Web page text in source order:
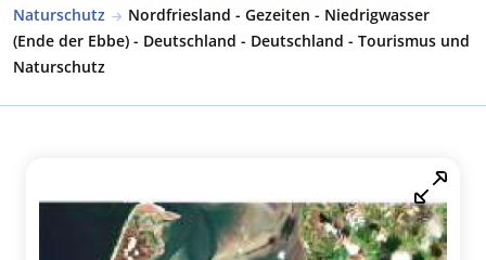
Naturschutz
Nordfriesland - Gezeiten - Niedrigwasser
(Ende der Ebbe) - Deutschland - Deutschland - Tourismus und
Naturschutz